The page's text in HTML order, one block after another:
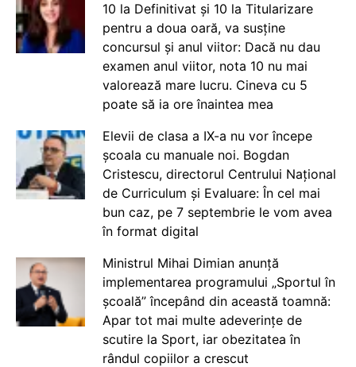
10 la Definitivat și 10 la Titularizare
pentru a doua oară, va susține
concursul și anul viitor: Dacă nu dau
examen anul viitor, nota 10 nu mai
valorează mare lucru. Cineva cu 5
poate să ia ore înaintea mea
Elevii de clasa a IX-a nu vor începe
școala cu manuale noi. Bogdan
Cristescu, directorul Centrului Național
de Curriculum și Evaluare: În cel mai
bun caz, pe 7 septembrie le vom avea
în format digital
Ministrul Mihai Dimian anunță
implementarea programului „Sportul în
școală” începând din această toamnă:
Apar tot mai multe adeverințe de
scutire la Sport, iar obezitatea în
rândul copiilor a crescut